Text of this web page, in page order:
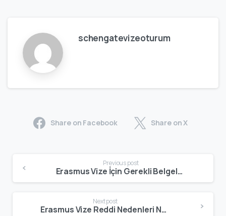
schengatevizeoturum
Share on Facebook Share on X
Previous post
Erasmus Vize İçin Gerekli Belgeler Nelerdir? Adım Adım Evrak Rehberi (2026)
Next post
Erasmus Vize Reddi Nedenleri Nelerdir? Ret Alınırsa Ne Yapılmalı? (2026)